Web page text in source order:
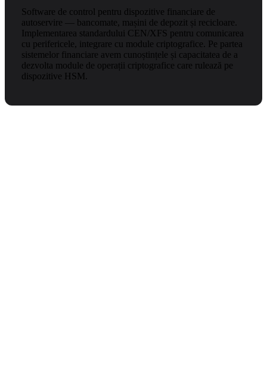
Software de control pentru dispozitive financiare de
autoservire — bancomate, mașini de depozit și recicloare.
Implementarea standardului CEN/XFS pentru comunicarea
cu perifericele, integrare cu module criptografice. Pe partea
sistemelor financiare avem cunoștințele și capacitatea de a
dezvolta module de operații criptografice care rulează pe
dispozitive HSM.